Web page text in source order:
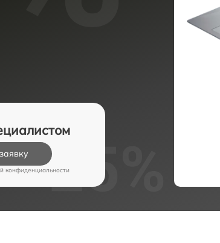
конфиденциальности